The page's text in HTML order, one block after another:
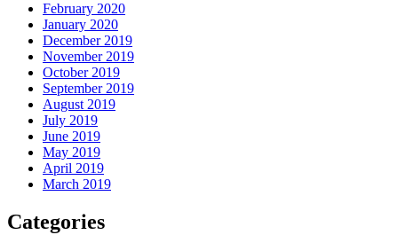
February 2020
January 2020
December 2019
November 2019
October 2019
September 2019
August 2019
July 2019
June 2019
May 2019
April 2019
March 2019
Categories